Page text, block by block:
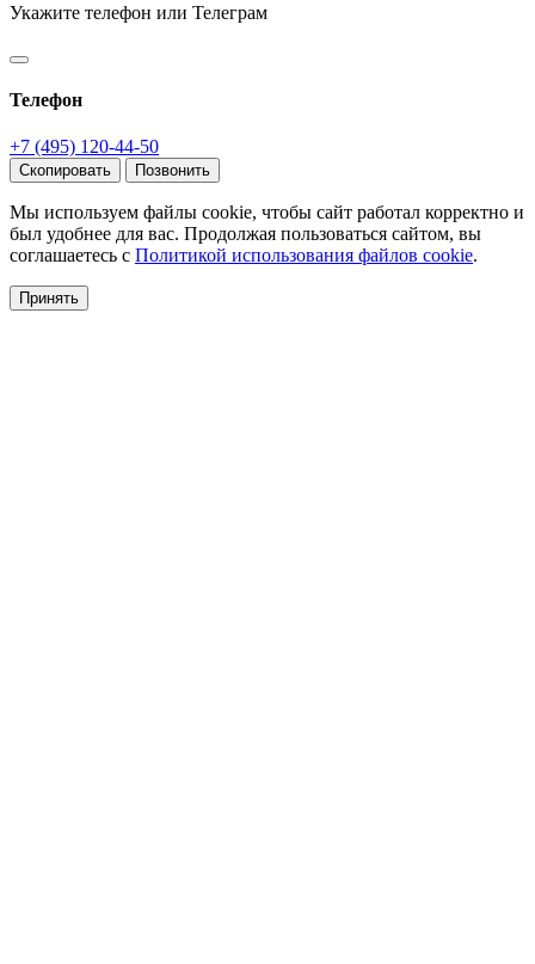
Укажите телефон или Телеграм
Телефон
+7 (495) 120-44-50
Скопировать Позвонить
Мы используем файлы cookie, чтобы сайт работал корректно и
был удобнее для вас. Продолжая пользоваться сайтом, вы
соглашаетесь с Политикой использования файлов cookie.
Принять